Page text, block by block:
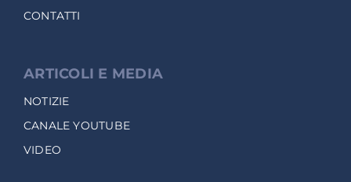
CONTATTI
ARTICOLI E MEDIA
NOTIZIE
CANALE YOUTUBE
VIDEO